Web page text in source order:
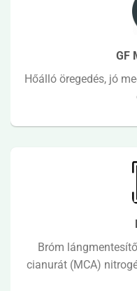
GF
Hőálló öregedés, jó
Bróm
cianurát (MCA)